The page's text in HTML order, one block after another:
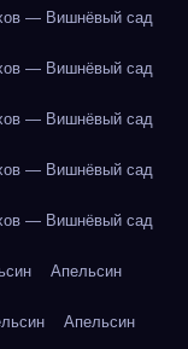
— Вишнёвый сад
— Вишнёвый сад
— Вишнёвый сад
— Вишнёвый сад
— Вишнёвый сад
Апельсин
Апельсин